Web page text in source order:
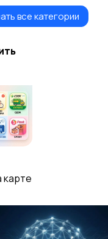
Другие услуги
все категории
карте